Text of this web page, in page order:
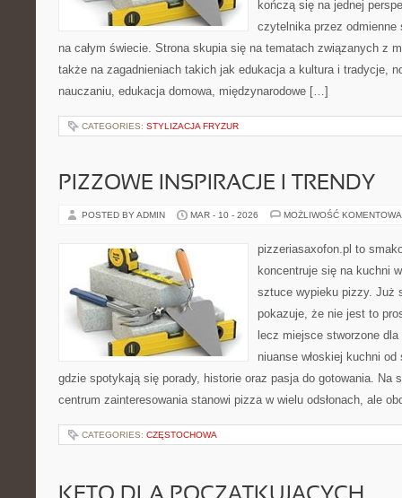
kończą się na jednej
czytelnika przez odmienne
na całym świecie. Strona skupia się na tematach związanych z
także na zagadnieniach takich jak edukacja a kultura i tradycje,
nauczaniu, edukacja domowa, międzynarodowe […]
CATEGORIES: STYLIZACJA FRYZUR
PIZZOWE INSPIRACJE I TRENDY
POSTED BY ADMIN MAR - 10 - 2026 MOŻLIWOŚĆ
pizzeriasaxofon.pl to
koncentruje się na kuchni
sztuce wypieku pizzy. Już
pokazuje, że nie jest to
lecz miejsce stworzone
niuanse włoskiej kuchni
gdzie spotykają się porady, historie oraz pasja do gotowania. Na
centrum zainteresowania stanowi pizza w wielu odsłonach, ale
CATEGORIES: CZĘSTOCHOWA